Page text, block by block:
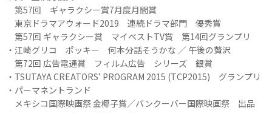
第57回 ギャラクシー賞7月度月間賞
東京ドラマアウォード2019 連続ドラマ部門 優秀賞
第57回 ギャラクシー賞 マイベストTV賞 第14回グランプリ
・江崎グリコ ポッキー 何本分話そうかな ／ 午後の贅沢
第72回 広告電通賞 フィルム広告 シリーズ 銀賞
・TSUTAYA CREATORS‘ PROGRAM 2015 (TCP2015) グランプリ
・パーマネントランド
メキシコ国際映画祭 金椰子賞／バンクーバー国際映画祭 出品